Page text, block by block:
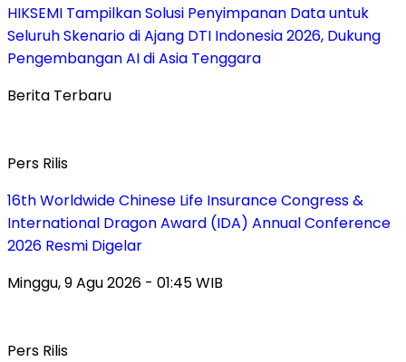
HIKSEMI Tampilkan Solusi Penyimpanan Data untuk
Seluruh Skenario di Ajang DTI Indonesia 2026, Dukung
Pengembangan AI di Asia Tenggara
Berita Terbaru
Pers Rilis
16th Worldwide Chinese Life Insurance Congress &
International Dragon Award (IDA) Annual Conference
2026 Resmi Digelar
Minggu, 9 Agu 2026 - 01:45 WIB
Pers Rilis